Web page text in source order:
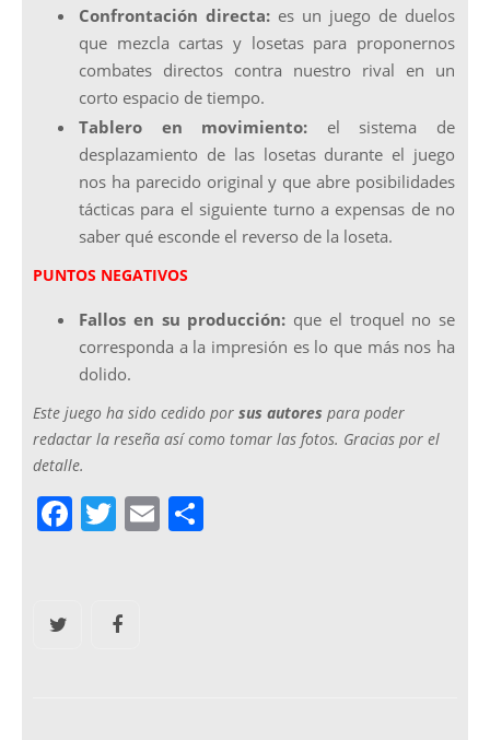
Confrontación directa: es un juego de duelos
que mezcla cartas y losetas para proponernos
combates directos contra nuestro rival en un
corto espacio de tiempo.
Tablero en movimiento: el sistema de
desplazamiento de las losetas durante el juego
nos ha parecido original y que abre posibilidades
tácticas para el siguiente turno a expensas de no
saber qué esconde el reverso de la loseta.
PUNTOS NEGATIVOS
Fallos en su producción: que el troquel no se
corresponda a la impresión es lo que más nos ha
dolido.
Este juego ha sido cedido por sus autores para poder
redactar la reseña así como tomar las fotos. Gracias por el
detalle.
F
T
er
E